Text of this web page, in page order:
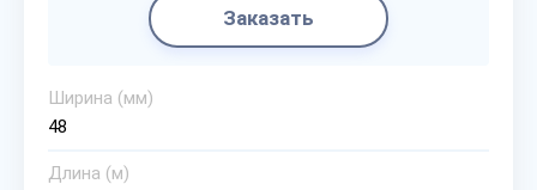
Заказать
Ширина (мм)
48
Длина (м)